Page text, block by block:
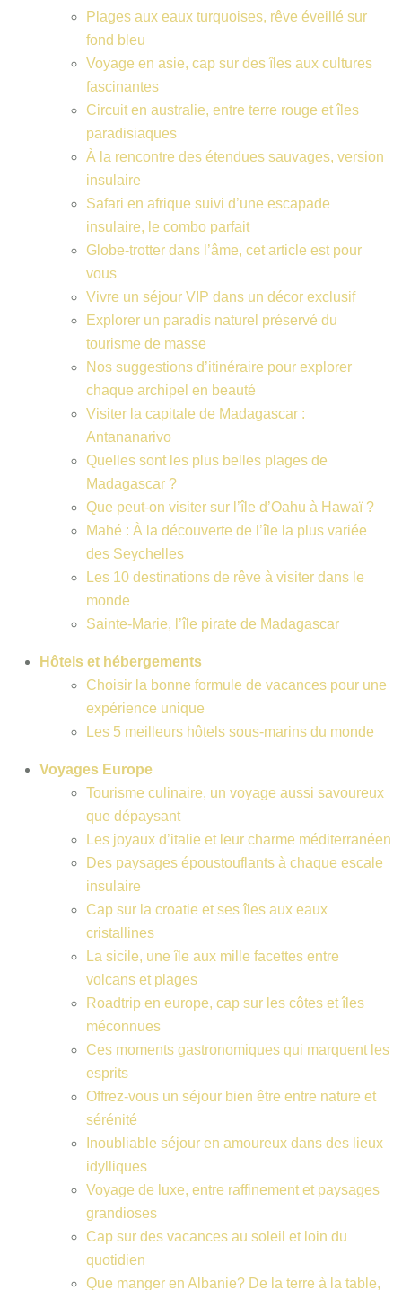
Plages aux eaux turquoises, rêve éveillé sur
fond bleu
Voyage en asie, cap sur des îles aux cultures
fascinantes
Circuit en australie, entre terre rouge et îles
paradisiaques
À la rencontre des étendues sauvages, version
insulaire
Safari en afrique suivi d’une escapade
insulaire, le combo parfait
Globe-trotter dans l’âme, cet article est pour
vous
Vivre un séjour VIP dans un décor exclusif
Explorer un paradis naturel préservé du
tourisme de masse
Nos suggestions d’itinéraire pour explorer
chaque archipel en beauté
Visiter la capitale de Madagascar :
Antananarivo
Quelles sont les plus belles plages de
Madagascar ?
Que peut-on visiter sur l’île d’Oahu à Hawaï ?
Mahé : À la découverte de l’île la plus variée
des Seychelles
Les 10 destinations de rêve à visiter dans le
monde
Sainte-Marie, l’île pirate de Madagascar
Hôtels et hébergements
Choisir la bonne formule de vacances pour une
expérience unique
Les 5 meilleurs hôtels sous-marins du monde
Voyages Europe
Tourisme culinaire, un voyage aussi savoureux
que dépaysant
Les joyaux d’italie et leur charme méditerranéen
Des paysages époustouflants à chaque escale
insulaire
Cap sur la croatie et ses îles aux eaux
cristallines
La sicile, une île aux mille facettes entre
volcans et plages
Roadtrip en europe, cap sur les côtes et îles
méconnues
Ces moments gastronomiques qui marquent les
esprits
Offrez-vous un séjour bien être entre nature et
sérénité
Inoubliable séjour en amoureux dans des lieux
idylliques
Voyage de luxe, entre raffinement et paysages
grandioses
Cap sur des vacances au soleil et loin du
quotidien
Que manger en Albanie? De la terre à la table,